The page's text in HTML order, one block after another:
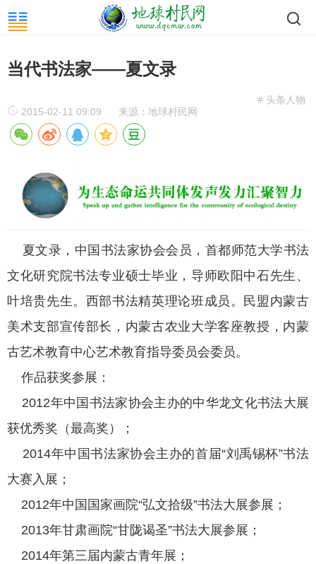
当代书法家——夏文录
# 头条人物
2015-02-11 09:09
来源：地球村民网
夏文录，中国书法家协会会员，首都师范大学书法
文化研究院书法专业硕士毕业，导师欧阳中石先生、
叶培贵先生。西部书法精英理论班成员。民盟内蒙古
美术支部宣传部长，内蒙古农业大学客座教授，内蒙
古艺术教育中心艺术教育指导委员会委员。
作品获奖参展：
2012年中国书法家协会主办的中华龙文化书法大展
获优秀奖（最高奖）；
2014年中国书法家协会主办的首届“刘禹锡杯”书法
大赛入展；
2012年中国国家画院“弘文拾级”书法大展参展；
2013年甘肃画院“甘陇谒圣”书法大展参展；
2014年第三届内蒙古青年展；